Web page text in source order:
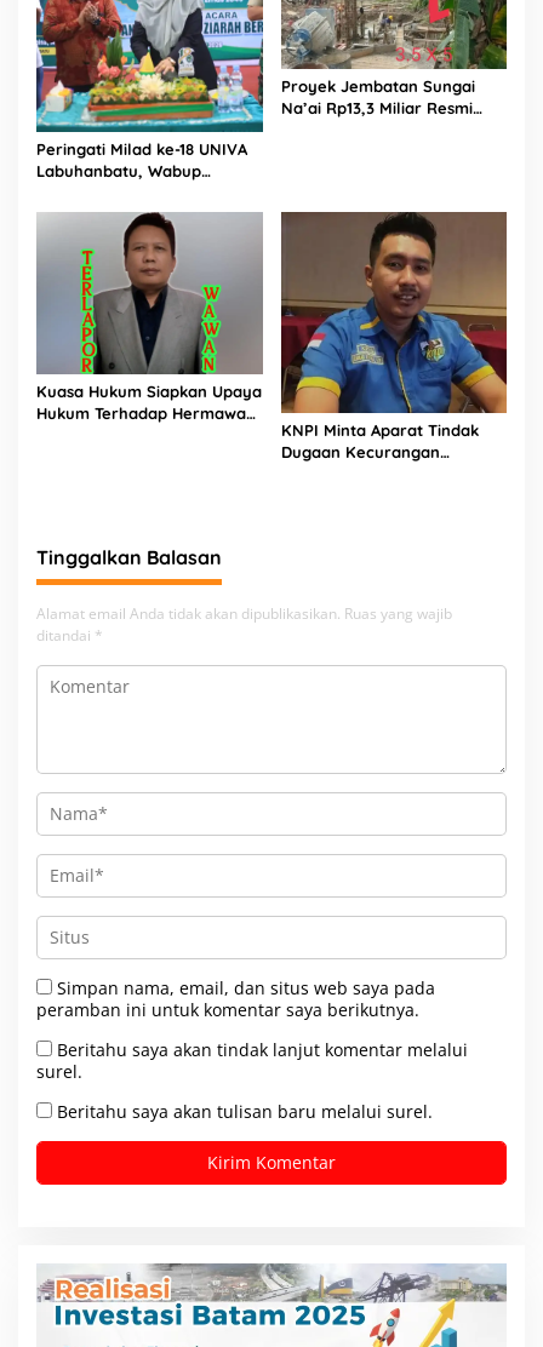
Peringati Milad ke-18 UNIVA
Labuhanbatu, Wabup
Unggul Menuju Indonesia
Proyek Jembatan Sungai
Na’ai Rp13,3 Miliar Resmi
Kuasa Hukum Siapkan Upaya
Hukum Terhadap Hermawan
KNPI Minta Aparat Tindak
Dugaan Kecurangan
Tinggalkan Balasan
Alamat email Anda tidak akan dipublikasikan. Ruas yang wajib
ditandai *
Simpan nama, email, dan situs web saya pada
peramban ini untuk komentar saya berikutnya.
Beritahu saya akan tindak lanjut komentar melalui
surel.
Beritahu saya akan tulisan baru melalui surel.